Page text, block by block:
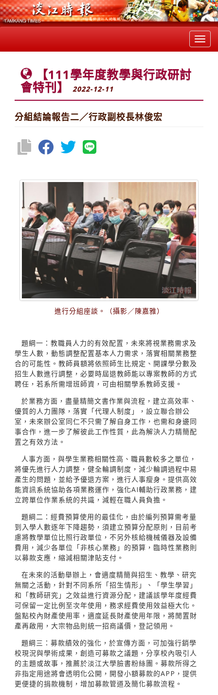
【111學年度教學與行政研討
會特刊】 2022-12-11
分組結論報告二／行政副校長林俊宏
進行分組座談。（攝影／陳嘉雅）
題綱一：教職員人力的有效配置，未來將視業務需求及
學生人數，動態調整配置基本人力需求，落實相關業務整
合的可能性。教師員額將依照師生比規定、開課學分數及
招生人數進行調整，必要時屆退教師能以專案教師的方式
聘任，若系所需增班師資，可由相關學系教師支援。
於業務方面，盡量精簡文書作業與流程，建立高效率、
優質的人力團隊，落實「代理人制度」，設立聯合辦公
室，未來辦公室同仁不只需了解自身工作，也需和身邊同
事合作，進一步了解彼此工作性質，此為解決人力精簡配
置之有效方法。
人事方面，與學生業務相關性高、職員數較多之單位，
將優先進行人力調整，健全輪調制度，減少輪調過程中易
產生的問題，並給予優退方案，進行人事瘦身。提供高效
能資訊系統協助各項業務運作，強化AI輔助行政業務，建
立跨單位作業系統的共識，減輕在職人員負擔。
題綱二：經費預算使用的最佳化，由於編列預算需考量
到入學人數逐年下降趨勢，須建立預算分配原則，目前考
慮將教學單位比照行政單位，不另外核給機械儀器及設備
費用，減少各單位「非核心業務」的預算，臨時性業務則
以募款支應，縮減相關津貼支付。
在未來的活動舉辦上，會適度精簡與招生、教學、研究
無關之活動，針對不同系所「招生情形」、「學生學習」
和「教師研究」之效益進行資源分配，建議該學年度經費
可保留一定比例至次年使用，務求經費使用效益極大化。
盤點校內財產使用率，適度延長財產使用年限，將閒置財
產再啟用，大宗物品則統一招商議價，登記領用。
題綱三：募款績效的強化，於宣傳方面，可加強行銷學
校現況與學術成果，創造可募款之議題，分享校內吸引人
的主題或故事，推薦於淡江大學臉書粉絲團。募款所得之
非指定用途將會透明化公開，開發小額募款的APP，提供
更便捷的捐款機制，增加募款管道及簡化募款流程。